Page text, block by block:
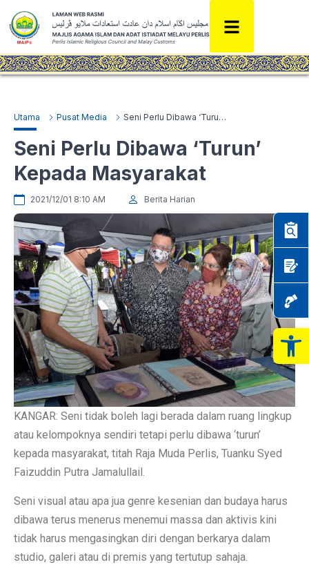
Utama Pusat Media Seni Perlu Dibawa ‘Turun’ Kepada Masyarakat
Seni Perlu Dibawa ‘Turun’
Kepada Masyarakat
2021/12/01 8:10 AM Berita Harian
KANGAR: Seni tidak boleh lagi berada dalam ruang lingkup
atau kelompoknya sendiri tetapi perlu dibawa ‘turun’
kepada masyarakat, titah Raja Muda Perlis, Tuanku Syed
Faizuddin Putra Jamalullail.
Seni visual atau apa jua genre kesenian dan budaya harus
dibawa terus menerus menemui massa dan aktivis kini
tidak harus mengasingkan diri dengan berkarya dalam
studio, galeri atau di premis yang tertutup sahaja.